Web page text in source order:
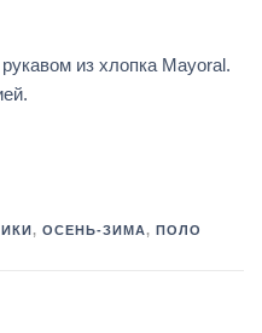
из хлопка Mayoral.
, ОСЕНЬ-ЗИМА, ПОЛО